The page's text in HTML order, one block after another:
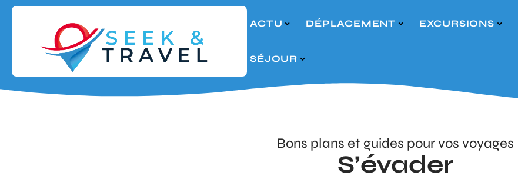
ACTU DÉPLACEMENT EXCURSIONS
SÉJOUR
Bons plans et guides pour vos voyages
S’évader